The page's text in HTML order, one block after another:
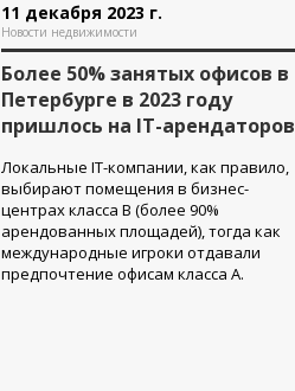
11 декабря 2023 г.
Новости недвижимости
Более 50% занятых офисов в
Петербурге в 2023 году
пришлось на IT-арендаторов
Локальные IT-компании, как правило,
выбирают помещения в бизнес-
центрах класса В (более 90%
арендованных площадей), тогда как
международные игроки отдавали
предпочтение офисам класса А.